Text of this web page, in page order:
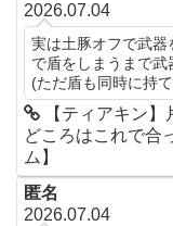
2026.07.04
実は土豚オフで武
で盾をしまうまで
(ただ盾も同時に持
【ティアキン
どころはこれで合
ム】
匿名
2026.07.04